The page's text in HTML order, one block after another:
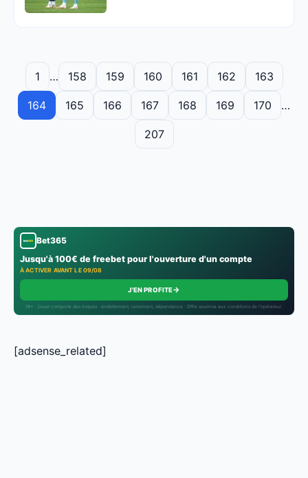
1 … 158 159 160 161 162 163
164 165 166 167 168 169 170 …
207
Bet365
Jusqu'à 100€ de freebet pour l'ouverture d'un compte
À ACTIVER AVANT LE 09/08
J'EN PROFITE→
18+ · Jouer comporte des risques : endettement, isolement, dépendance · Offre soumise aux conditions de l’opérateur.
[adsense_related]